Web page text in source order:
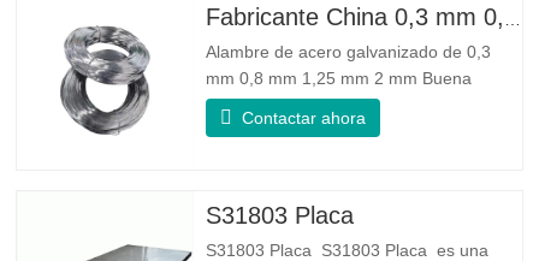
Alambre de acero galvanizado de 0,3
mm 0,8 mm 1,25 mm 2 mm Buena
confiabilidad: Puede mejorar algunos
nudos, rebabas y óxido en el alambre de
elasticidad es muy buena, muy adecuada
Contactar ahora
S31803 Placa
S31803 Placa S31803 Placa es una